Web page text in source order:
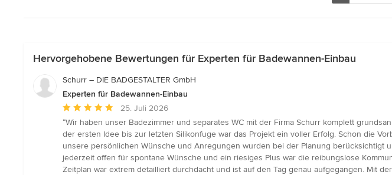
Hervorgehobene Bewertungen für Experten für Badewannen-Einbau
Schurr – DIE BADGESTALTER GmbH
Experten für Badewannen-Einbau
Durchschnittliche
Bewertung:
5
von
5
Sternen
25. Juli 2026
“Wir haben unser Badezimmer und separates WC mit der Firma Schurr komplett
der ersten Idee bis zur letzten Silikonfuge war das Projekt ein voller Erfolg. Schon die
unsere persönlichen Wünsche und Anregungen wurden bei der Planung berücksichtigt
jederzeit offen für spontane Wünsche und ein riesiges Plus war die reibungslose
Zeitplan war extrem detailliert durchdacht und ist auf den Tag genau aufgegangen. Mit